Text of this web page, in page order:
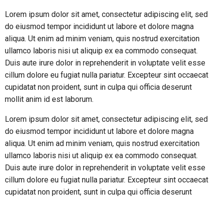
Lorem ipsum dolor sit amet, consectetur adipiscing elit, sed
do eiusmod tempor incididunt ut labore et dolore magna
aliqua. Ut enim ad minim veniam, quis nostrud exercitation
ullamco laboris nisi ut aliquip ex ea commodo consequat.
Duis aute irure dolor in reprehenderit in voluptate velit esse
cillum dolore eu fugiat nulla pariatur. Excepteur sint occaecat
cupidatat non proident, sunt in culpa qui officia deserunt
mollit anim id est laborum.
Lorem ipsum dolor sit amet, consectetur adipiscing elit, sed
do eiusmod tempor incididunt ut labore et dolore magna
aliqua. Ut enim ad minim veniam, quis nostrud exercitation
ullamco laboris nisi ut aliquip ex ea commodo consequat.
Duis aute irure dolor in reprehenderit in voluptate velit esse
cillum dolore eu fugiat nulla pariatur. Excepteur sint occaecat
cupidatat non proident, sunt in culpa qui officia deserunt